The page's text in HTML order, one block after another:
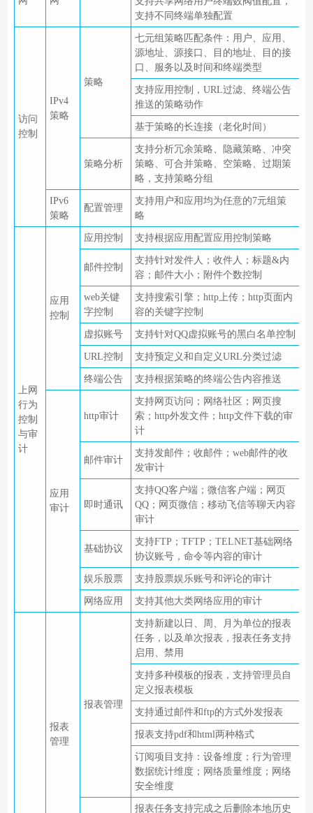
支持不同终端单独配置
访问
控制
IPv4
策略
策略
七元组策略匹配条件：用户、应用、
源地址、源接口、目的地址、目的接
口、服务以及时间和终端类型
支持应用控制，URL过滤、终端公告
推送的策略动作
基于策略的长连接（老化时间）
策略分析
支持分析冗余策略、隐藏策略、冲突
策略、可合并策略、空策略、过期策
略，支持策略分组
IPv6
策略
配置管理
支持用户和应用均为任意的7元组策
略
上网
行为
控制
与审
计
应用
控制
应用控制 支持根据应用配置应用控制策略
邮件控制
支持针对发件人；收件人；标题&内
容；邮件大小；附件个数控制
web关键
字控制
支持搜索引擎；http上传；http页面内
容的关键字控制
虚拟账号 支持针对QQ虚拟账号的黑白名单控制
URL控制 支持预定义和自定义URL分类过滤
终端公告 支持根据策略的终端公告内容推送
应用
审计
http审计
支持网页访问；网络社区；网页搜
索；http外发文件；http文件下载的审
计
邮件审计
支持发邮件；收邮件；web邮件的收
发审计
即时通讯
支持QQ客户端；微信客户端；网页
QQ；网页微信；移动飞信等聊天内容
审计
基础协议
支持FTP；TFTP；TELNET基础网络
协议账号，命令等内容的审计
娱乐股票 支持股票娱乐账号和评论的审计
网络应用 支持其他大类网络应用的审计
报表
管理
报表管理
支持新建以日、周、月为单位的报表
任务，以及单次报表，报表任务支持
启用、禁用
支持多种模板的报表，支持管理员自
定义报表模板
支持通过邮件和ftp的方式外发报表
报表支持pdf和html两种格式
订阅项目支持：设备维度；行为管理
数据统计维度；网络质量维度；网络
安全维度
报表任务支持完成之后删除本地历史